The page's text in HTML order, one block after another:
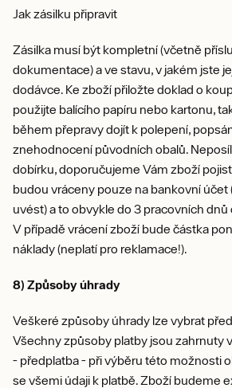
Jak zásilku připravit
Zásilka musí být kompletní (včetně
dokumentace) a ve stavu, v jakém jste
dodávce. Ke zboží přiložte doklad o
použijte balícího papíru nebo kartonu,
během přepravy dojít k polepení,
znehodnocení původních obalů.
dobírku, doporučujeme Vám zboží
budou vráceny pouze na bankovní
uvést) a to obvykle do 3 pracovních dnů
V případě vrácení zboží bude částka
náklady (neplatí pro reklamace!).
8) Způsoby úhrady
Veškeré způsoby úhrady lze vybrat
Všechny způsoby platby jsou zahrnuty
- předplatba - při výběru této možnosti
se všemi údaji k platbě. Zboží budeme